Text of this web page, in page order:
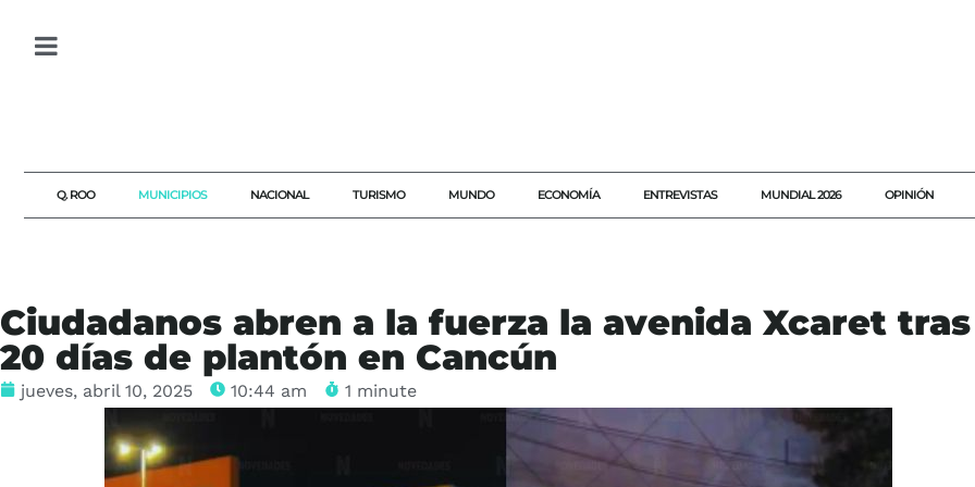
Q. ROO MUNICIPIOS NACIONAL TURISMO MUNDO ECONOMÍA ENTREVISTAS MUNDIAL 2026 OPINIÓN
Ciudadanos abren a la fuerza la avenida Xcaret tras
20 días de plantón en Cancún
jueves, abril 10, 2025 10:44 am 1 minute